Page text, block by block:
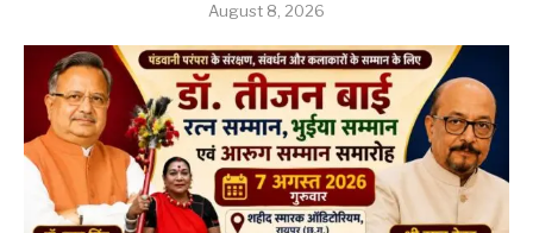
August 8, 2026